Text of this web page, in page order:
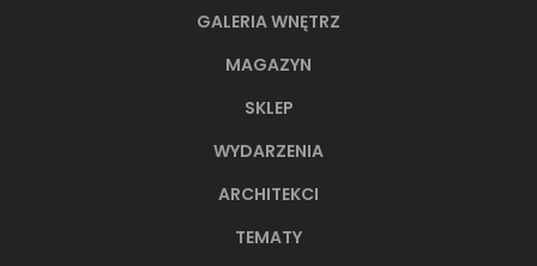
GALERIA WNĘTRZ
MAGAZYN
SKLEP
WYDARZENIA
ARCHITEKCI
TEMATY